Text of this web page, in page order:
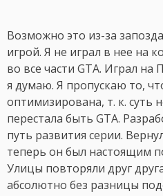
Возможно это из-за
игрой. Я не играл в нее на
во все части GTA. Играл на
я думаю. Я пропускаю то,
оптимизирована, т. к. суть
перестала быть GTA.
путь развития серии.
теперь он был настоящим
Улицы повторяли друг
абсолютно без разницы